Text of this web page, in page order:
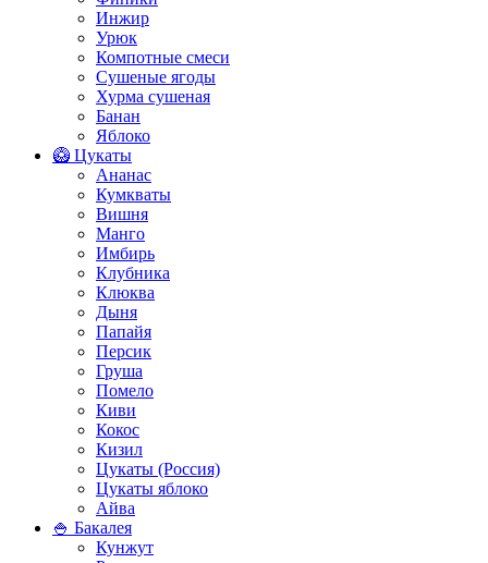
Инжир
Урюк
Компотные смеси
Сушеные ягоды
Хурма сушеная
Банан
Яблоко
🥝 Цукаты
Ананас
Кумкваты
Вишня
Манго
Имбирь
Клубника
Клюква
Дыня
Папайя
Персик
Груша
Помело
Киви
Кокос
Кизил
Цукаты (Россия)
Цукаты яблоко
Айва
🍚 Бакалея
Кунжут